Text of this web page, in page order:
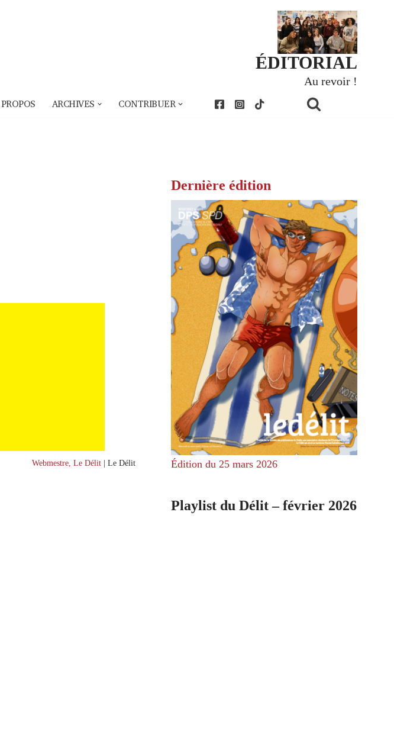
ÉDITORIAL
Au revoir !
ARCHIVES CONTRIBUER
Webmestre, Le Délit | Le Délit
Dernière édition
Édition du 25 mars 2026
Playlist du Délit – février 2026